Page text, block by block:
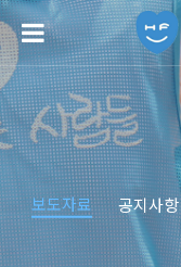
보도자료 공지사항